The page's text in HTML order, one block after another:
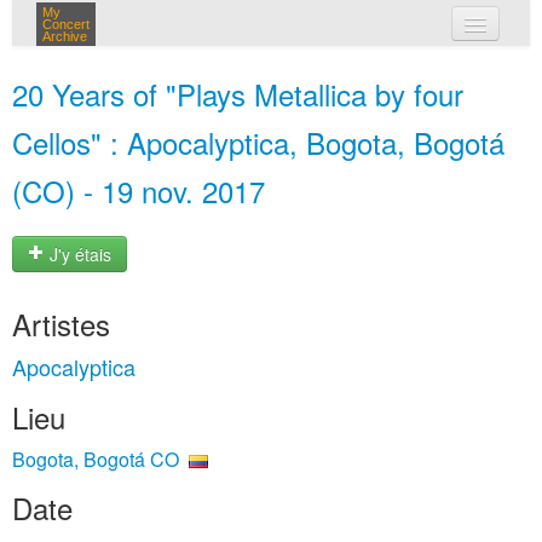
My
Concert
Archive
20 Years of "Plays Metallica by four
Cellos" : Apocalyptica, Bogota, Bogotá
(CO) - 19 nov. 2017
J'y étais
Artistes
Apocalyptica
Lieu
Bogota, Bogotá CO
Date